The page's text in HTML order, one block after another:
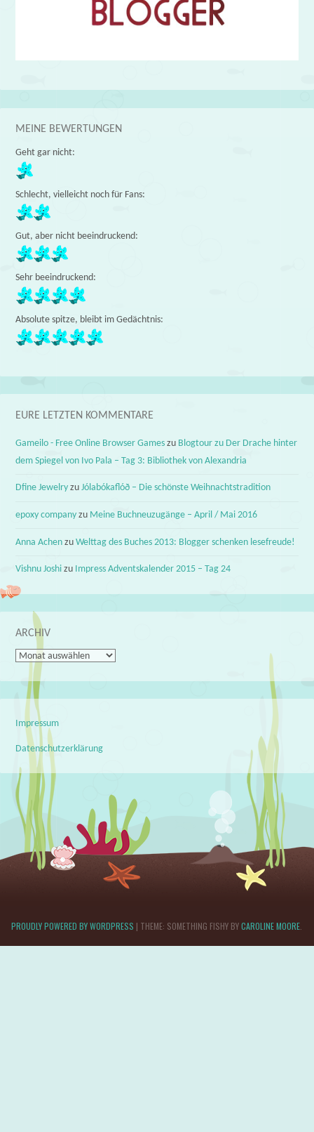
MEINE BEWERTUNGEN
Geht gar nicht:
Schlecht, vielleicht noch für Fans:
Gut, aber nicht beeindruckend:
Sehr beeindruckend:
Absolute spitze, bleibt im Gedächtnis:
EURE LETZTEN KOMMENTARE
Gameilo - Free Online Browser Games zu Blogtour zu Der Drache hinter
dem Spiegel von Ivo Pala – Tag 3: Bibliothek von Alexandria
Dfine Jewelry zuJólabókaflóð – Die schönste Weihnachtstradition
epoxy company zu Meine Buchneuzugänge – April / Mai 2016
Anna Achen zuWelttag des Buches 2013: Blogger schenken lesefreude!
Vishnu Joshi zu Impress Adventskalender 2015 – Tag 24
ARCHIV
Archiv
Impressum
Datenschutzerklärung
PROUDLY POWERED BY WORDPRESS | THEME: SOMETHING FISHY BYCAROLINE MOORE